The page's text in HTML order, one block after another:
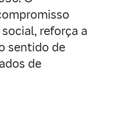
reforça a
sentido de
de